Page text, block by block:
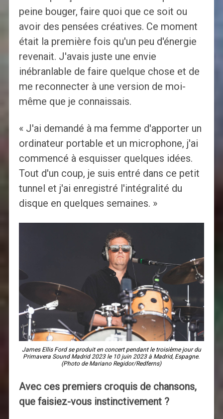
peine bouger, faire quoi que ce soit ou
avoir des pensées créatives. Ce moment
était la première fois qu'un peu d'énergie
revenait. J'avais juste une envie
inébranlable de faire quelque chose et de
me reconnecter à une version de moi-
même que je connaissais.
« J'ai demandé à ma femme d'apporter un
ordinateur portable et un microphone, j'ai
commencé à esquisser quelques idées.
Tout d'un coup, je suis entré dans ce petit
tunnel et j'ai enregistré l'intégralité du
disque en quelques semaines. »
James Ellis Ford se produit en concert pendant le troisième jour du
Primavera Sound Madrid 2023 le 10 juin 2023 à Madrid, Espagne.
(Photo de Mariano Regidor/Redferns)
Avec ces premiers croquis de chansons,
que faisiez-vous instinctivement ?